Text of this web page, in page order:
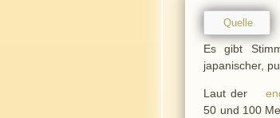
Quelle
Es gibt
japanischer,
Laut der
50 und 100